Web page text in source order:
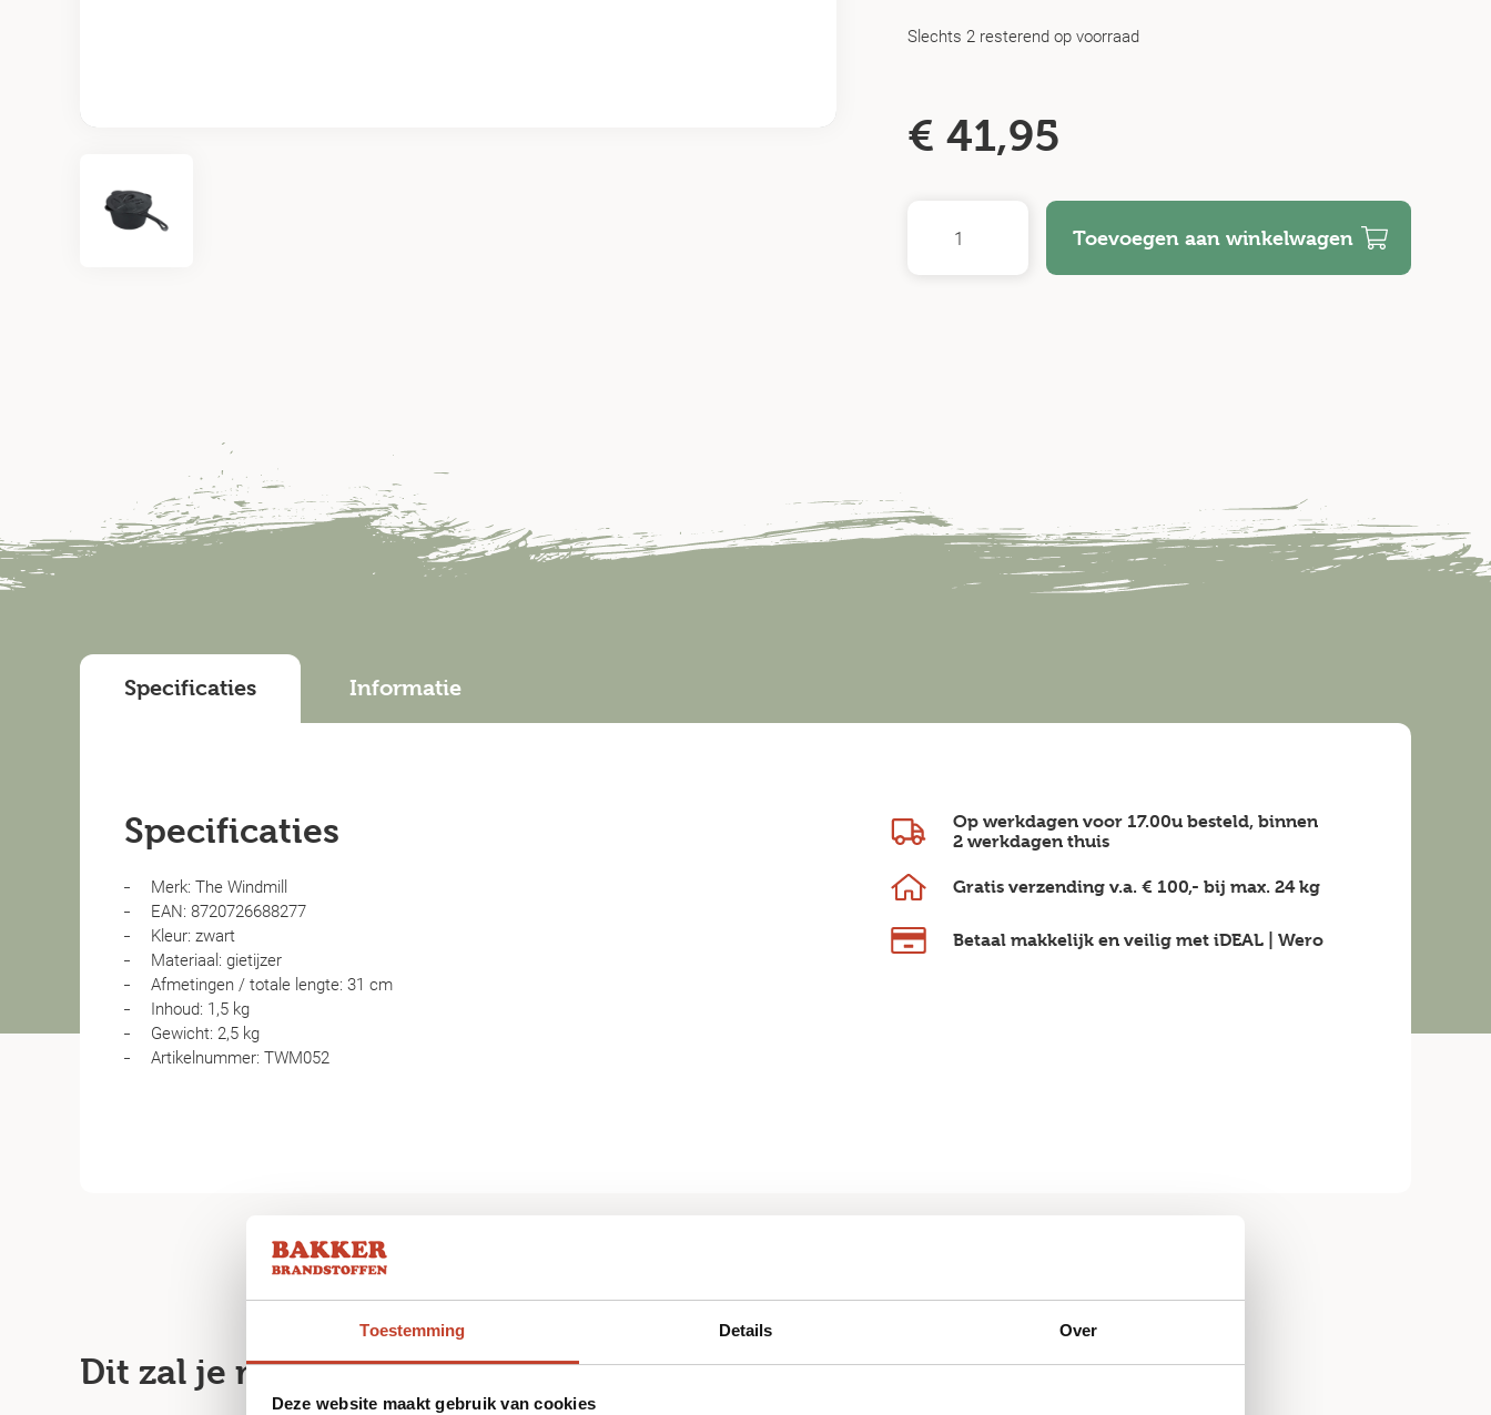
Toestemming Details Over
Deze website maakt gebruik van cookies
Slechts 2 resterend op voorraad
€ 41,95
Toevoegen aan winkelwagen
Specificaties Informatie
Specificaties
Merk: The Windmill
EAN: 8720726688277
Kleur: zwart
Materiaal: gietijzer
Afmetingen / totale lengte: 31 cm
Inhoud: 1,5 kg
Gewicht: 2,5 kg
Artikelnummer: TWM052
Op werkdagen voor 17.00u besteld, binnen
2 werkdagen thuis
Gratis verzending v.a.€ 100,- bij max.24 kg
Betaal makkelijk en veiligmet iDEAL | Wero
Dit zal je misschien ook leuk vinden